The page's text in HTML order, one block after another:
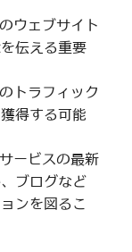
ウェブサイト
伝える重要
トラフィック
得する可能
ービスの最新
ブログなど
ンを図るこ